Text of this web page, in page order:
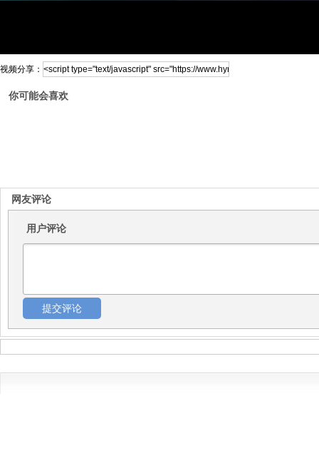
视频分享：
你可能会喜欢
网友评论
用户评论